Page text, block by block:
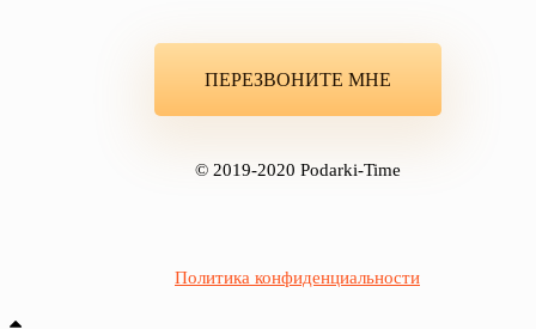
ПЕРЕЗВОНИТЕ МНЕ
© 2019-2020 Podarki-Time
Политика конфиденциальности